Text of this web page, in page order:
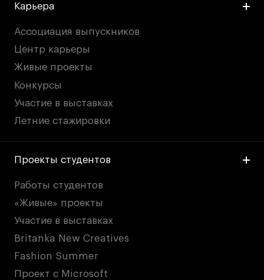
Карьера
Ассоциация выпускников
Центр карьеры
Живые проекты
Конкурсы
Участие в выставках
Летние стажировки
Проекты студентов
Работы студентов
«Живые» проекты
Участие в выставках
Britanka New Creatives
Fashion Summer
Проект с Microsoft